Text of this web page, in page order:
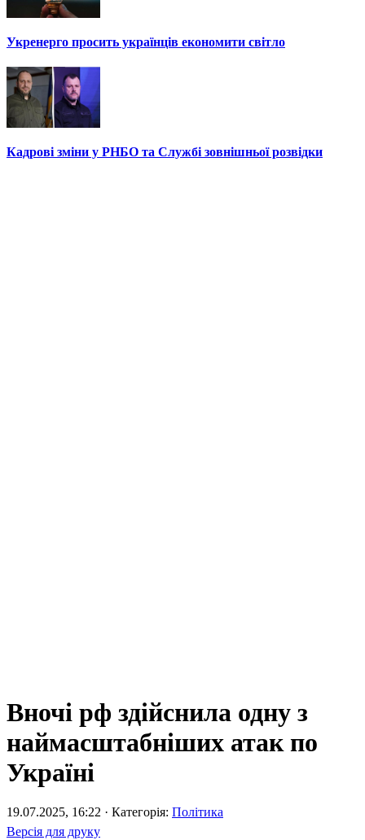
Укренерго просить українців економити світло
Кадрові зміни у РНБО та Службі зовнішньої розвідки
Вночі рф здійснила одну з
наймасштабніших атак по
Україні
19.07.2025, 16:22 · Категорія: Політика
Версія для друку